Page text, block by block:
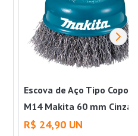
Escova de Aço Tipo Copo
M14 Makita 60 mm Cinza
Makita
R$ 24,90 UN